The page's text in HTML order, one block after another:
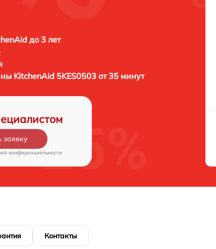
до 3 лет
KitchenAid 5KES0503 от 35 минут
заявку
конфиденциальности
Контакты